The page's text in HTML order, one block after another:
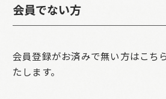
会員でない方
会員登録がお済みで無い方はこち
たします。